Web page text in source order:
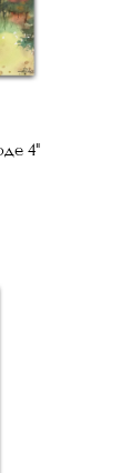
4"